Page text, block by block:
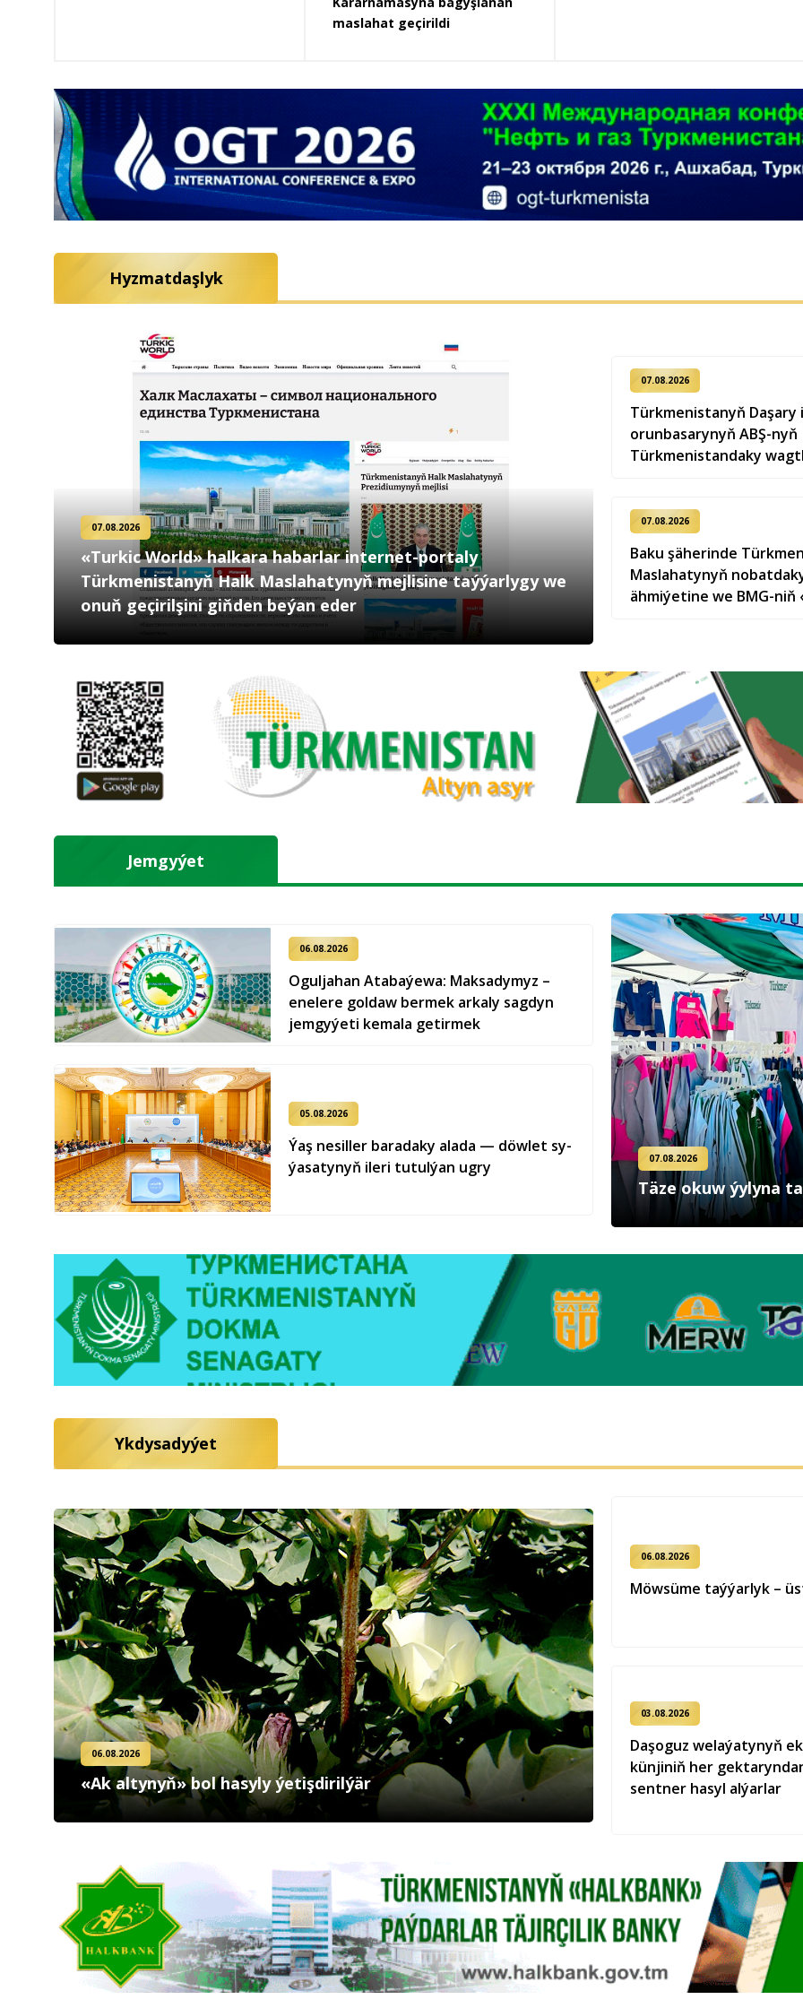
maslahat geçirildi
Hyzmatdaşlyk
07.08.2026
«Turkic World» halkara habarlar internet-portaly
Türkmenistanyň Halk Maslahatynyň mejlisine taýýarlygy we
onuň geçirilşini giňden beýan eder
07.08.2026
Türkmenistanyň
orunbasarynyň ABŞ-nyň
Türkmenistandaky
07.08.2026
Baku şäherinde
Maslahatynyň
ähmiýetine we BMG-niň
Jemgyýet
07.08.2026
Täze okuw ýylyna
06.08.2026
Oguljahan Atabaýewa: Maksadymyz –
enelere goldaw bermek arkaly sagdyn
jemgyýeti kemala getirmek
05.08.2026
Ýaş ne­sil­ler ba­ra­da­ky ala­da — döw­let sy­
ýa­sa­ty­nyň ile­ri tu­tul­ýan ug­ry
Ykdysadyýet
06.08.2026
«Ak altynyň» bol hasyly ýetişdirilýär
06.08.2026
Möwsüme taýýarlyk –
03.08.2026
Daşoguz welaýatynyň
künjiniň her
sentner hasyl alýarlar